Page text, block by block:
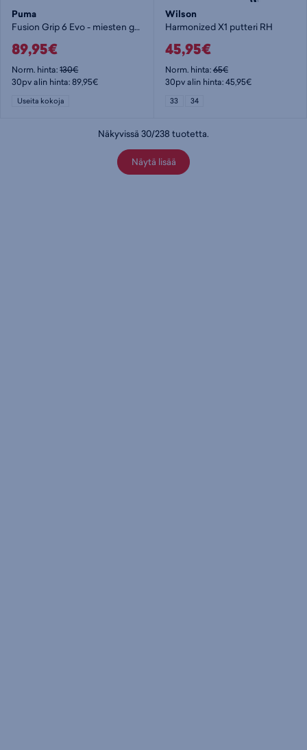
Puma
Fusion Grip 6 Evo - miesten golfkengät
89,95€
Norm. hinta:130€
30pv alin hinta: 89,95€
Useita kokoja
Wilson
Harmonized X1 putteri RH
45,95€
Norm. hinta:65€
30pv alin hinta: 45,95€
33 34
Näkyvissä 30/238 tuotetta.
Näytä lisää